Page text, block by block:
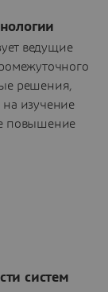
ведущие
решения,
на изучение
повышение
систем